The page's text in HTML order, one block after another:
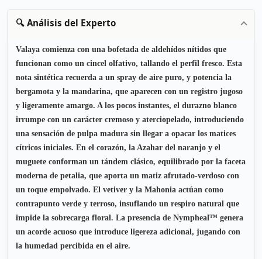
🔍 Análisis del Experto
Valaya comienza con una bofetada de aldehídos nítidos que
funcionan como un cincel olfativo, tallando el perfil fresco. Esta
nota sintética recuerda a un spray de aire puro, y potencia la
bergamota y la mandarina, que aparecen con un registro jugoso
y ligeramente amargo. A los pocos instantes, el durazno blanco
irrumpe con un carácter cremoso y aterciopelado, introduciendo
una sensación de pulpa madura sin llegar a opacar los matices
cítricos iniciales. En el corazón, la Azahar del naranjo y el
muguete conforman un tándem clásico, equilibrado por la faceta
moderna de petalia, que aporta un matiz afrutado-verdoso con
un toque empolvado. El vetiver y la Mahonia actúan como
contrapunto verde y terroso, insuflando un respiro natural que
impide la sobrecarga floral. La presencia de Nympheal™ genera
un acorde acuoso que introduce ligereza adicional, jugando con
la humedad percibida en el aire.